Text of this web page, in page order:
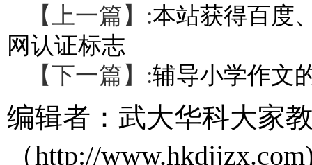
【上一篇】:本站获得百度
网认证标志
【下一篇】:辅导小学作文
编辑者： 武大华科大家
（http://www.hkdjjzx.com